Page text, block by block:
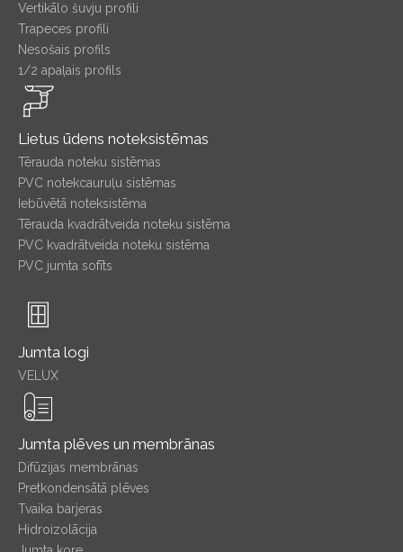
Vertikālo šuvju profili
Trapeces profili
Nesošais profils
1/2 apaļais profils
Lietus ūdens noteksistēmas
Tērauda noteku sistēmas
PVC notekcauruļu sistēmas
Iebūvētā noteksistēma
Tērauda kvadrātveida noteku sistēma
PVC kvadrātveida noteku sistēma
PVC jumta sofīts
Jumta logi
VELUX
Jumta plēves un membrānas
Difūzijas membrānas
Pretkondensātā plēves
Tvaika barjeras
Hidroizolācija